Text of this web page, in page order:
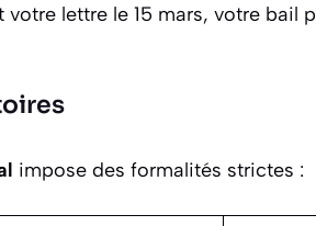
votre lettre le 15 mars, votre bail
impose des formalités strictes :